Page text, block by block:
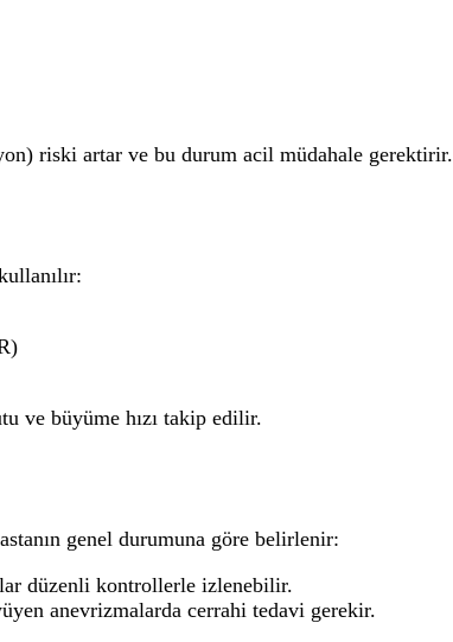
riski artar ve bu durum acil müdahale gerektirir.
ve büyüme hızı takip edilir.
genel durumuna göre belirlenir:
düzenli kontrollerle izlenebilir.
anevrizmalarda cerrahi tedavi gerekir.